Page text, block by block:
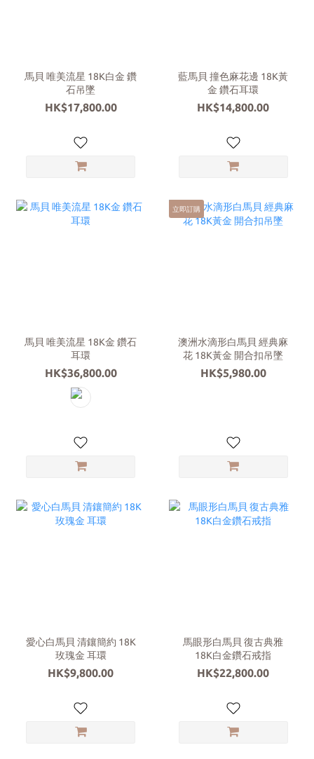
馬貝 唯美流星 18K白金 鑽
石吊墜
HK$17,800.00
藍馬貝 撞色麻花邊 18K黃
金 鑽石耳環
HK$14,800.00
馬貝 唯美流星 18K金 鑽石
耳環
HK$36,800.00
立即訂購
澳洲水滴形白馬貝 經典麻
花 18K黃金 開合扣吊墜
HK$5,980.00
愛心白馬貝 清鑲簡約 18K
玫瑰金 耳環
HK$9,800.00
馬眼形白馬貝 復古典雅
18K白金鑽石戒指
HK$22,800.00